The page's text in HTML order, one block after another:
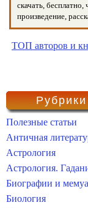
скачать, бесплатно,
произведение,
ТОП авторов и
Рубрики
Полезные статьи
Античная
Астрология
Астрология.
Биографии и
Биология